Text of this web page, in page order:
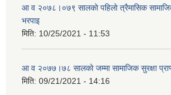
आ व २०७८।०७९ सालकाे पहिलाे त्रैमासिक सामाजिक
भरपाइ
मिति: 10/25/2021 - 11:53
आ व २०७७।७८ सालकाे जम्मा सामाजिक सुरक्षा
मिति: 09/21/2021 - 14:16